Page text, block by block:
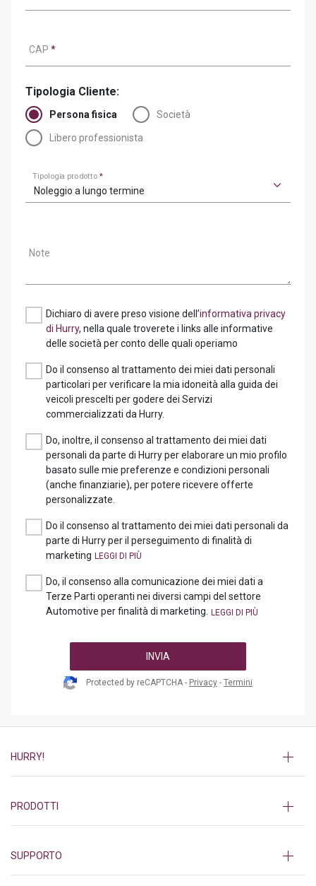
CAP *
Tipologia Cliente:
Persona fisica Società
Libero professionista
Tipologia prodotto*
Noleggio a lungo termine
Note
Dichiaro di avere preso visione dell’informativa privacy
di Hurry, nella quale troverete i links alle informative
delle società per conto delle quali operiamo
Do il consenso al trattamento dei miei dati personali
particolari per verificare la mia idoneità alla guida dei
veicoli prescelti per godere dei Servizi
commercializzati da Hurry.
Do, inoltre, il consenso al trattamento dei miei dati
personali da parte di Hurry per elaborare un mio profilo
basato sulle mie preferenze e condizioni personali
(anche finanziarie), per potere ricevere offerte
personalizzate.
Do il consenso al trattamento dei miei dati personali da
parte di Hurry per il perseguimento di finalità di
marketing
Do, il consenso alla comunicazione dei miei dati a
Terze Parti operanti nei diversi campi del settore
Automotive per finalità di marketing.
INVIA
Protected by reCAPTCHA - Privacy - Termini
HURRY!
PRODOTTI
SUPPORTO